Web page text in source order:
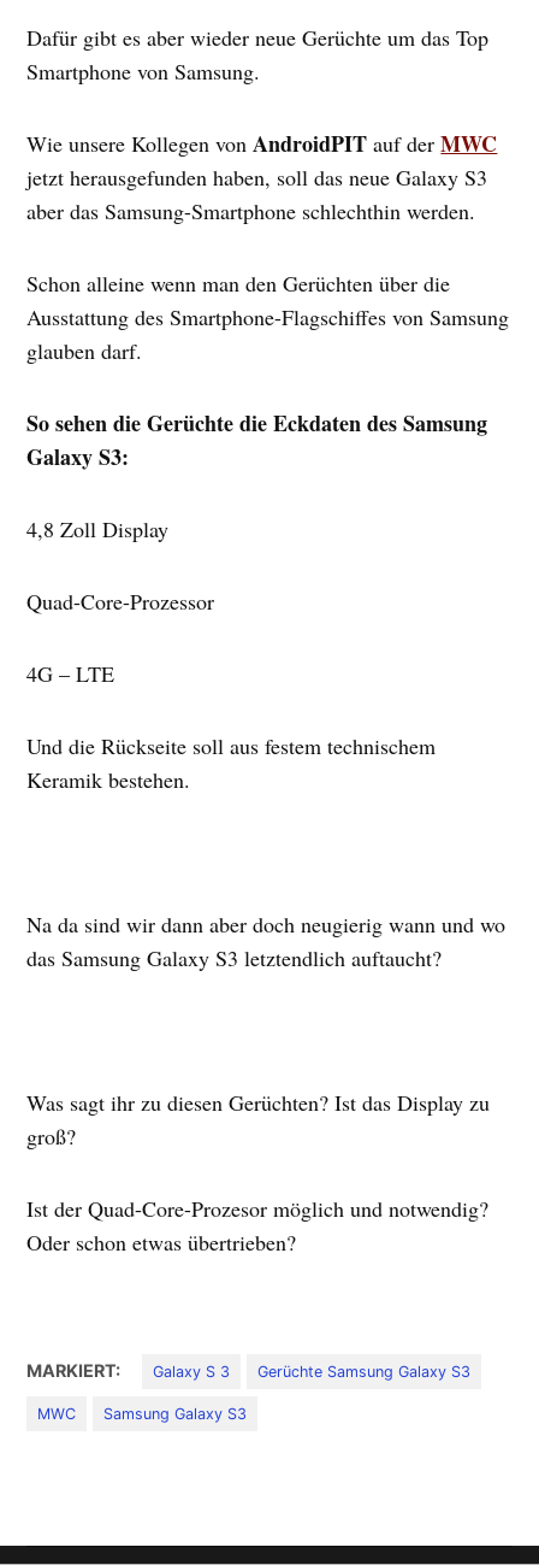
Dafür gibt es aber wieder neue Gerüchte um das Top
Smartphone von Samsung.
Wie unsere Kollegen vonAndroidPIT auf derMWC
jetzt herausgefunden haben, soll das neue Galaxy S3
aber das Samsung-Smartphone schlechthin werden.
Schon alleine wenn man den Gerüchten über die
Ausstattung des Smartphone-Flagschiffes von Samsung
glauben darf.
So sehen die Gerüchte die Eckdaten des Samsung
Galaxy S3:
4,8 Zoll Display
Quad-Core-Prozessor
4G – LTE
Und die Rückseite soll aus festem technischem
Keramik bestehen.
Na da sind wir dann aber doch neugierig wann und wo
das Samsung Galaxy S3 letztendlich auftaucht?
Was sagt ihr zu diesen Gerüchten? Ist das Display zu
groß?
Ist der Quad-Core-Prozesor möglich und notwendig?
Oder schon etwas übertrieben?
MARKIERT: Galaxy S 3 Gerüchte Samsung Galaxy S3
MWC Samsung Galaxy S3